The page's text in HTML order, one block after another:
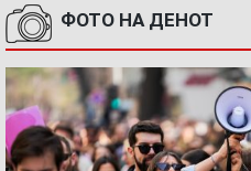
ФОТО НА ДЕНОТ